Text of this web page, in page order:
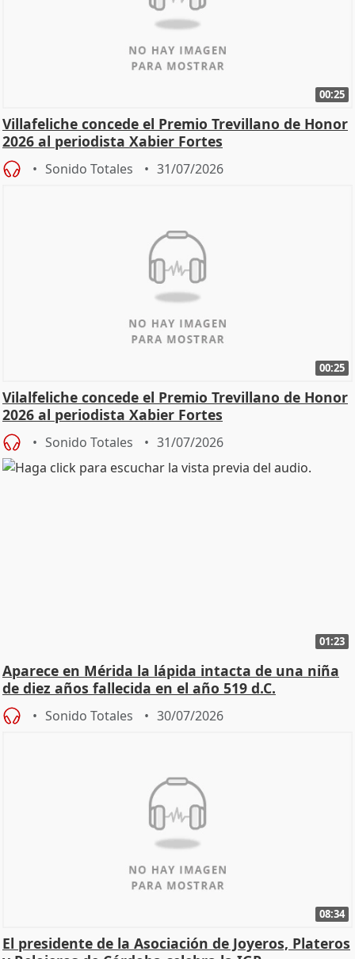
00:25
Villafeliche concede el Premio Trevillano de Honor
2026 al periodista Xabier Fortes
Sonido Totales 31/07/2026
00:25
Vilalfeliche concede el Premio Trevillano de Honor
2026 al periodista Xabier Fortes
Sonido Totales 31/07/2026
01:23
Aparece en Mérida la lápida intacta de una niña
de diez años fallecida en el año 519 d.C.
Sonido Totales 30/07/2026
08:34
El presidente de la Asociación de Joyeros, Plateros